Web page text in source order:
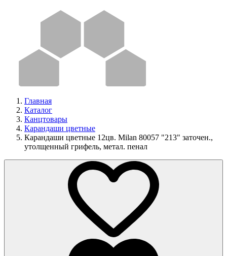
Главная
Каталог
Канцтовары
Карандаши цветные
Карандаши цветные 12цв. Milan 80057 "213" заточен.,
утолщенный грифель, метал. пенал